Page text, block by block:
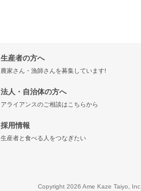
生産者の方へ
農家さん・漁師さんを募集しています!
法人・自治体の方へ
アライアンスのご相談はこちらから
採用情報
生産者と食べる人をつなぎたい
Copyright 2026 Ame Kaze Taiyo, Inc.